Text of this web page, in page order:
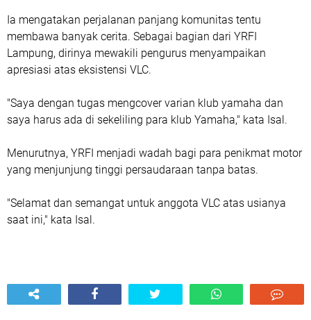
Ia mengatakan perjalanan panjang komunitas tentu
membawa banyak cerita. Sebagai bagian dari YRFI
Lampung, dirinya mewakili pengurus menyampaikan
apresiasi atas eksistensi VLC.
"Saya dengan tugas mengcover varian klub yamaha dan
saya harus ada di sekeliling para klub Yamaha," kata Isal.
Menurutnya, YRFI menjadi wadah bagi para penikmat motor
yang menjunjung tinggi persaudaraan tanpa batas.
"Selamat dan semangat untuk anggota VLC atas usianya
saat ini," kata Isal.